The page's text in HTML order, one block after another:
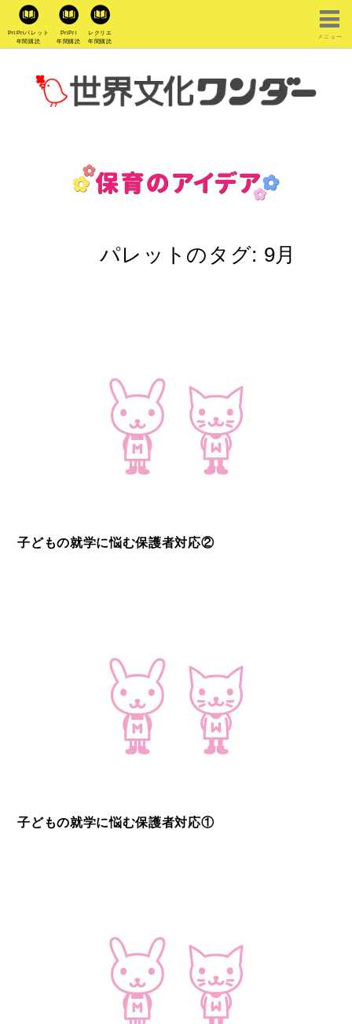
PriPriパレット
年間購読
PriPri
年間購読
レクリエ
年間購読
メニュー
パレットのタグ: 9月
子どもの就学に悩む保護者対応②
子どもの就学に悩む保護者対応①